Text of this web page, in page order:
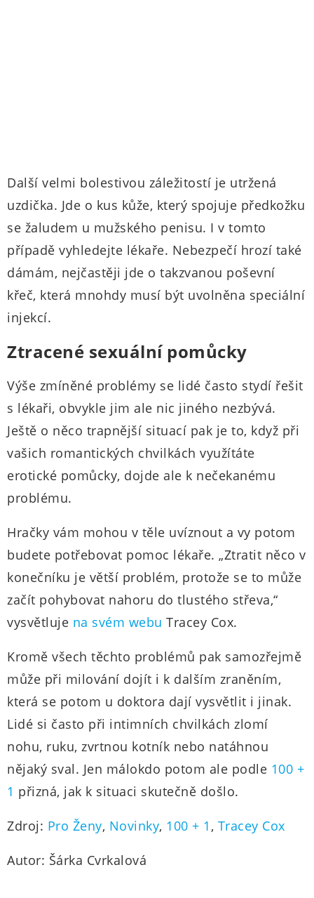
Další velmi bolestivou záležitostí je utržená
uzdička. Jde o kus kůže, který spojuje předkožku
se žaludem u mužského penisu. I v tomto
případě vyhledejte lékaře. Nebezpečí hrozí také
dámám, nejčastěji jde o takzvanou poševní
křeč, která mnohdy musí být uvolněna speciální
injekcí.
Ztracené sexuální pomůcky
Výše zmíněné problémy se lidé často stydí řešit
s lékaři, obvykle jim ale nic jiného nezbývá.
Ještě o něco trapnější situací pak je to, když při
vašich romantických chvilkách využítáte
erotické pomůcky, dojde ale k nečekanému
problému.
Hračky vám mohou v těle uvíznout a vy potom
budete potřebovat pomoc lékaře. „Ztratit něco v
konečníku je větší problém, protože se to může
začít pohybovat nahoru do tlustého střeva,“
vysvětluje na svém webu Tracey Cox.
Kromě všech těchto problémů pak samozřejmě
může při milování dojít i k dalším zraněním,
která se potom u doktora dají vysvětlit i jinak.
Lidé si často při intimních chvilkách zlomí
nohu, ruku, zvrtnou kotník nebo natáhnou
nějaký sval. Jen málokdo potom ale podle 100 +
1 přizná, jak k situaci skutečně došlo.
Zdroj: Pro Ženy, Novinky, 100 + 1 , Tracey Cox
Autor: Šárka Cvrkalová